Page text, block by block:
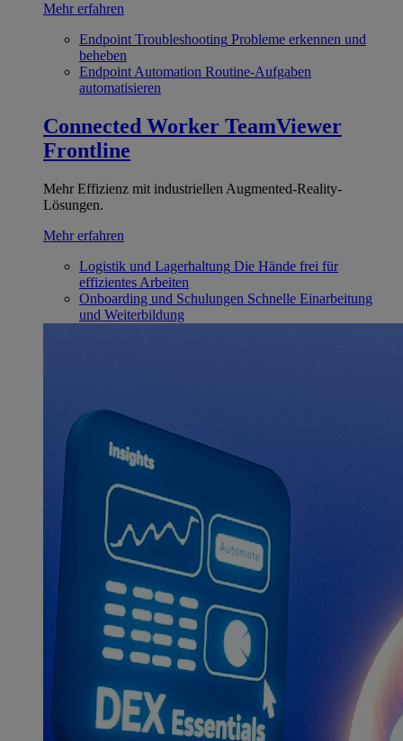
Mehr erfahren
Endpoint Troubleshooting Probleme erkennen und
beheben
Endpoint Automation Routine-Aufgaben
automatisieren
Connected Worker TeamViewer
Frontline
Mehr Effizienz mit industriellen Augmented-Reality-
Lösungen.
Mehr erfahren
Logistik und Lagerhaltung Die Hände frei für
effizientes Arbeiten
Onboarding und Schulungen Schnelle Einarbeitung
und Weiterbildung